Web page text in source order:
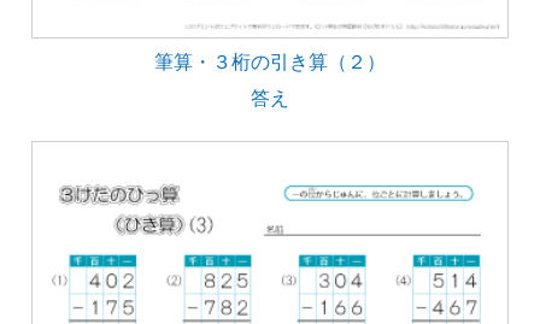
筆算・３桁の引き算（２）
答え